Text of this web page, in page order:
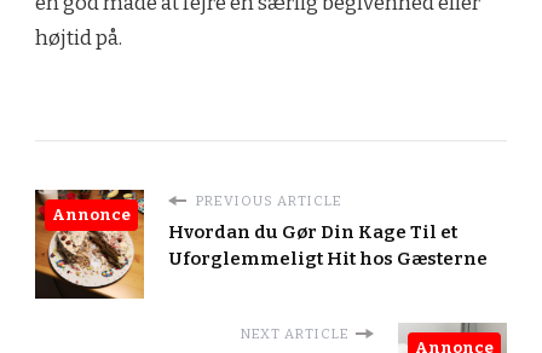
højtid på.
PREVIOUS ARTICLE
Hvordan du Gør Din Kage Til et
Uforglemmeligt Hit hos Gæsterne
Annonce
NEXT ARTICLE
Annonce